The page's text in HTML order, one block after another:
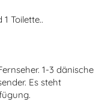
Toilette..
1-3 dänische
Es steht